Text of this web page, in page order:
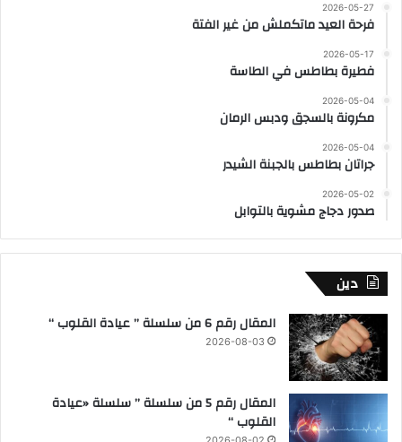
2026-05-27
فرحة العيد ماتكملش من غير الفتة
2026-05-17
فطيرة بطاطس في الطاسة
2026-05-04
مكرونة بالسجق ودبس الرمان
2026-05-04
جراتان بطاطس بالجبنة الشيدر
2026-05-02
صدور دجاج مشوية بالتوابل
دين
المقال رقم 6 من سلسلة ” عيادة القلوب “
2026-08-03
المقال رقم 5 من سلسلة ” سلسلة «عيادة
القلوب “